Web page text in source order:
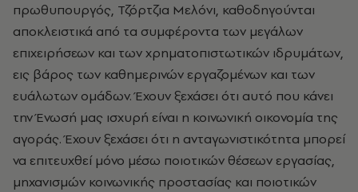
πρωθυπουργός, Τζόρτζια Μελόνι, καθοδηγούνται
αποκλειστικά από τα συμφέροντα των μεγάλων
επιχειρήσεων και των χρηματοπιστωτικών ιδρυμάτων,
εις βάρος των καθημερινών εργαζομένων και των
ευάλωτων ομάδων. Έχουν ξεχάσει ότι αυτό που κάνει
την Ένωσή μας ισχυρή είναι η κοινωνική οικονομία της
αγοράς. Έχουν ξεχάσει ότι η ανταγωνιστικότητα μπορεί
να επιτευχθεί μόνο μέσω ποιοτικών θέσεων εργασίας,
μηχανισμών κοινωνικής προστασίας και ποιοτικών